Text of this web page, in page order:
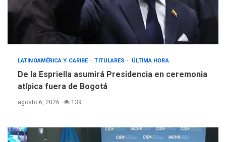
LATINOAMÉRICA Y CARIBE TITULARES ÚLTIMA HORA
De la Espriella asumirá Presidencia en ceremonia
atípica fuera de Bogotá
agosto 6, 2026 139